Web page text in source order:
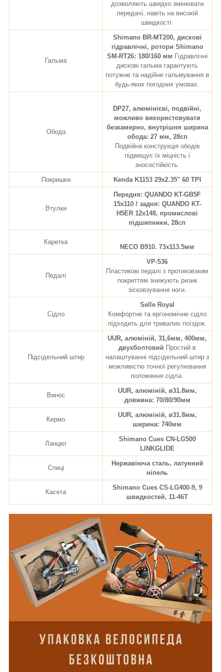
дозволяють швидко змінювати
передачі, навіть на високій
швидкості.
Гальма
Shimano BR-MT200, дискові
гідравлічні, ротори Shimano
SM-RT26: 180/160 мм Гідравлічні
дискові гальма гарантують
потужне та надійне гальмування в
будь-яких погодних умовах.
Обода
DP27, алюмінієві, подвійні,
можливо використовувати
безкамерно, внутрішня ширина
обода: 27 мм, 28сп
Подвійна конструкція ободів
підвищує їх міцність і
зносостійкість.
Покришки
Kenda K1153 29x2.35" 60 TPI
Втулки
Передня: QUANDO KT-GB5F
15х110 / задня: QUANDO KT-
H5ER 12х148, промислові
підшипники, 28сп
Каретка
NECO B910. 73x113.5мм
Педалі
VP-536
Пластикові педалі з протиковзким
покриттям знижують ризик
зісковзування ноги.
Сідло
Selle Royal
Комфортне та ергономічне сідло
підходить для тривалих поїздок.
Підсідельний штир
UUR, алюміній, 31,6мм, 400мм,
двухболтовий Простий в
налаштуванні підсідельний штир з
можливістю точної регулювання
положення сідла.
Винос
UUR, алюміній, ø31.8мм,
довжина: 70/80/90мм
Кермо
UUR, алюміній, ø31.8мм,
ширина: 740мм
Ланцюг
Shimano Cues CN-LG500
LINKGLIDE
Спиці
Нержавіюча сталь, латунний
ніпель
Касета
Shimano Cues CS-LG400-9, 9
швидкостей, 11-46T